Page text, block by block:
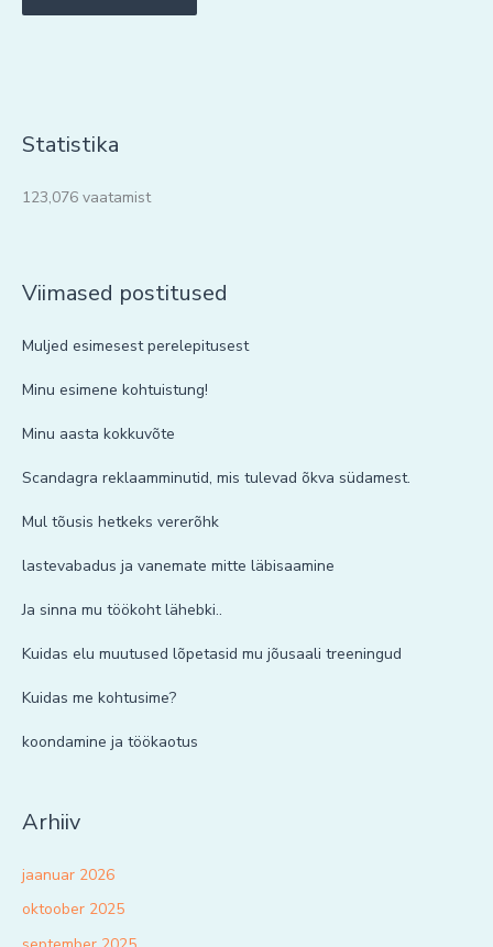
Statistika
123,076 vaatamist
Viimased postitused
Muljed esimesest perelepitusest
Minu esimene kohtuistung!
Minu aasta kokkuvõte
Scandagra reklaamminutid, mis tulevad õkva südamest.
Mul tõusis hetkeks vererõhk
lastevabadus ja vanemate mitte läbisaamine
Ja sinna mu töökoht lähebki..
Kuidas elu muutused lõpetasid mu jõusaali treeningud
Kuidas me kohtusime?
koondamine ja töökaotus
Arhiiv
jaanuar 2026
oktoober 2025